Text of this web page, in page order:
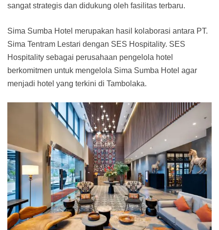
sangat strategis dan didukung oleh fasilitas terbaru.
Sima Sumba Hotel merupakan hasil kolaborasi antara PT.
Sima Tentram Lestari dengan SES Hospitality. SES
Hospitality sebagai perusahaan pengelola hotel
berkomitmen untuk mengelola Sima Sumba Hotel agar
menjadi hotel yang terkini di Tambolaka.